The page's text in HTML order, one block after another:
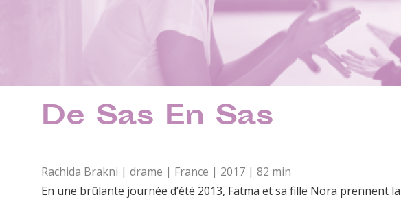
De Sas En Sas
Rachida Brakni | drame | France | 2017 | 82 min
En une brûlante journée d’été 2013, Fatma et sa fille Nora prennent